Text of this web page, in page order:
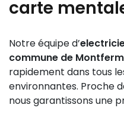
carte
Notre équipe d’
commune de
rapidement dans tous
environnantes. Proche
nous garantissons une